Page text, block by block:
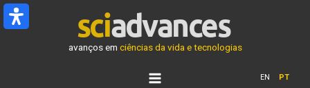
Ir
para
avanços em ciências da vida e tecnologias
EN PT